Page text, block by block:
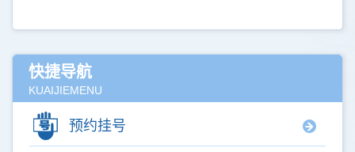
快捷导航
KUAIJIEMENU
预约挂号